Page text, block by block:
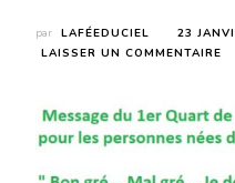
par LAFÉEDUCIEL
23
LAISSER UN COMMENTAIRE